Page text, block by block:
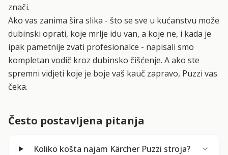
znači.
Ako vas zanima šira slika - što se sve u kućanstvu može
dubinski oprati, koje mrlje idu van, a koje ne, i kada je
ipak pametnije zvati profesionalce - napisali smo
kompletan vodič kroz dubinsko čišćenje. A ako ste
spremni vidjeti koje je boje vaš kauč zapravo, Puzzi vas
čeka.
Često postavljena pitanja
Koliko košta najam Kärcher Puzzi stroja?